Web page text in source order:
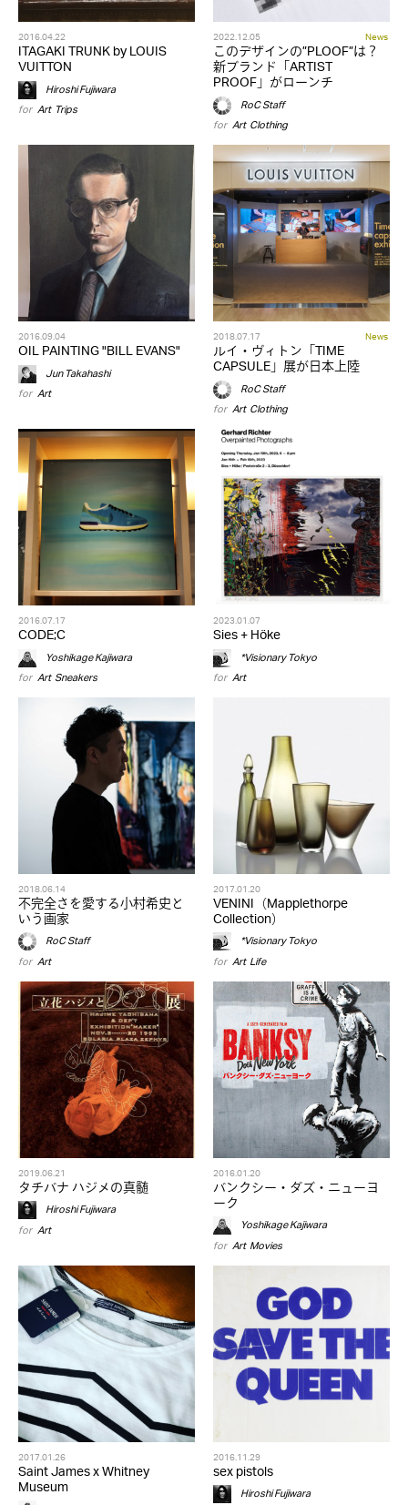
2016.04.22
ITAGAKI TRUNK by LOUIS
VUITTON
Hiroshi Fujiwara
for Art, Trips
2022.12.05 News
このデザインの”PLOOF”は？
新ブランド「ARTIST
PROOF」がローンチ
RoC Staff
for Art,Clothing
2016.09.04
OIL PAINTING "BILL EVANS"
Jun Takahashi
for Art
2018.07.17 News
ルイ・ヴィトン「TIME
CAPSULE」展が日本上陸
RoC Staff
for Art,Clothing
2016.07.17
CODE;C
Yoshikage Kajiwara
for Art,Sneakers
2023.01.07
Sies + Höke
*Visionary Tokyo
for Art
2018.06.14
不完全さを愛する小村希史と
いう画家
RoC Staff
for Art
2017.01.20
VENINI（Mapplethorpe
Collection）
*Visionary Tokyo
for Art,Life
2019.06.21
タチバナ ハジメの真髄
Hiroshi Fujiwara
for Art
2016.01.20
バンクシー・ダズ・ニューヨ
ーク
Yoshikage Kajiwara
for Art,Movies
2017.01.26
Saint James x Whitney
Museum
2016.11.29
sex pistols
Hiroshi Fujiwara